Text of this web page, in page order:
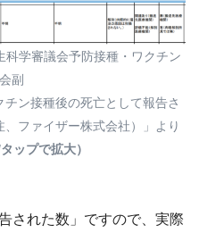
科学審議会予防接種・ワクチン
副
ン接種後の死亡として報告さ
ファイザー株式会社）」より
ップで拡大）
された数」ですので、実際